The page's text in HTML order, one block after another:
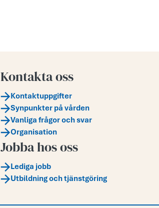
Kontakta oss
Kontaktuppgifter
Synpunkter på vården
Vanliga frågor och svar
Organisation
Jobba hos oss
Lediga jobb
Utbildning och tjänstgöring